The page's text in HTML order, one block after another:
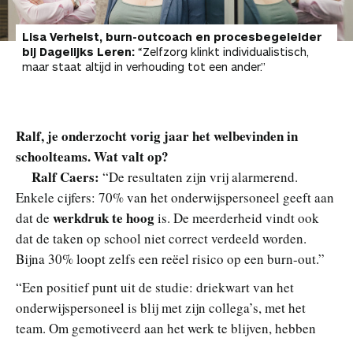
Lisa Verhelst, burn-outcoach en procesbegeleider
bij Dagelijks Leren: “Zelfzorg klinkt individualistisch,
maar staat altijd in verhouding tot een ander.”
Ralf, je onderzocht vorig jaar het welbevinden in
schoolteams. Wat valt op?
Ralf Caers: “De resultaten zijn vrij alarmerend.
Enkele cijfers: 70% van het onderwijspersoneel geeft aan
dat de werkdruk te hoogis. De meerderheid vindt ook
dat de taken op school niet correct verdeeld worden.
Bijna 30% loopt zelfs een reëel risico op een burn-out.”
“Een positief punt uit de studie: driekwart van het
onderwijspersoneel is blij met zijn collega’s, met het
team. Om gemotiveerd aan het werk te blijven, hebben